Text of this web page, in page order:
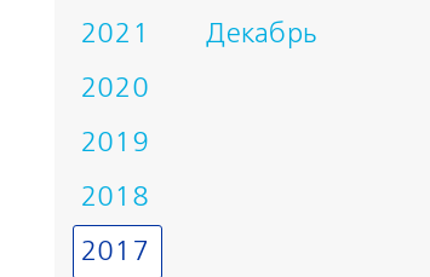
2021
2020
2019
2018
2017
Декабрь